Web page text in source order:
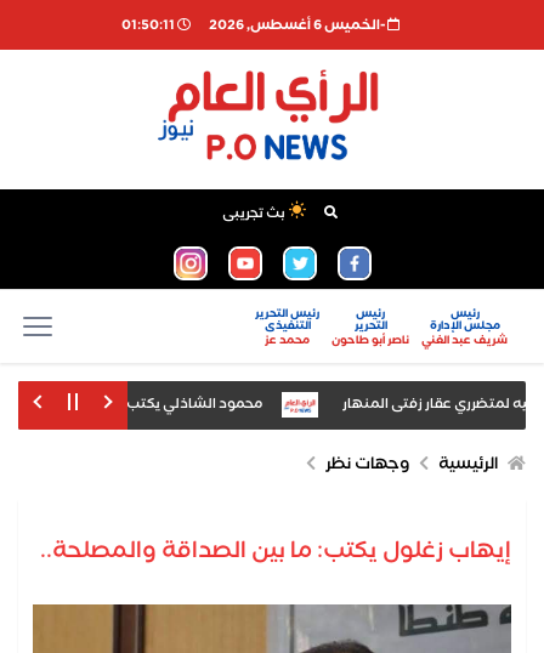
-الخميس 6 أغسطس, 2026 01:50:11
بث تجريبى
رئيس
مجلس الإدارة
شريف عبد الغني
رئيس
التحرير
ناصر أبو طاحون
رئيس التحرير
التنفيذى
محمد عز
محمود الشاذلي يكتب: القاضي المزيف يكشف
الرئيسية وجهات نظر
إيهاب زغلول يكتب: ما بين الصداقة والمصلحة..